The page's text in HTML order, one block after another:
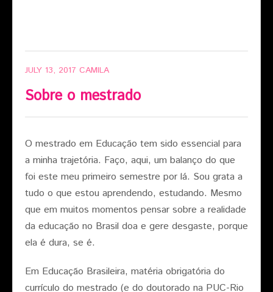
JULY 13, 2017 CAMILA
Sobre o mestrado
O mestrado em Educação tem sido essencial para
a minha trajetória. Faço, aqui, um balanço do que
foi este meu primeiro semestre por lá. Sou grata a
tudo o que estou aprendendo, estudando. Mesmo
que em muitos momentos pensar sobre a realidade
da educação no Brasil doa e gere desgaste, porque
ela é dura, se é.
Em Educação Brasileira, matéria obrigatória do
currículo do mestrado (e do doutorado na PUC-Rio